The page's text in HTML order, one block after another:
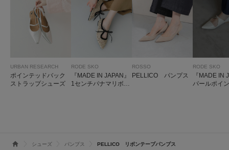
URBAN RESEARCH
ポインテッドバック
ストラップシューズ
RODE SKO
『MADE IN JAPAN』
1センチパナマリボン
ROSSO
PELLICO パンプス
RODE SKO
『MADE IN
パールポイ
シューズ パンプス PELLICO リボンテープパンプス